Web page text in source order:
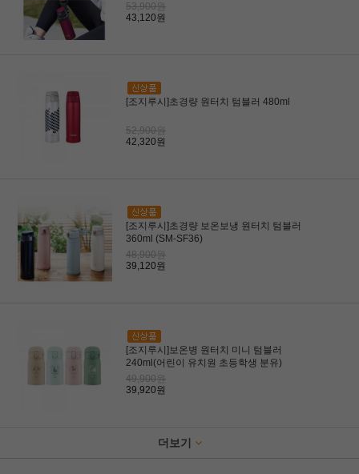
53,900원
43,120원
[조지루시]초경량 원터치 텀블러 480ml
52,900원
42,320원
[조지루시]초경량 보온보냉 원터치 텀블러
360ml (SM-SF36)
48,900원
39,120원
[조지루시]보온병 원터치 미니 텀블러
240ml(어린이 유치원 초등학생 분유)
49,900원
39,920원
더보기